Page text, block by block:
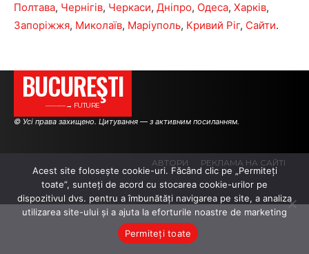
Полтава, Чернігів, Черкаси, Дніпро, Одеса, Харків,
Запоріжжя, Миколаїв, Маріуполь, Кривий Ріг, Сайти.
BUCUREŞTI
———→ FUTURE
© Усі права захищено. Цитування — з активним посиланням.
АВТОРИ РЕКЛАМА НА САЙТІ
Acest site folosește cookie-uri. Făcând clic pe „Permiteți
toate”, sunteți de acord cu stocarea cookie-urilor pe
dispozitivul dvs. pentru a îmbunătăți navigarea pe site, a analiza
utilizarea site-ului și a ajuta la eforturile noastre de marketing
Permiteți toate